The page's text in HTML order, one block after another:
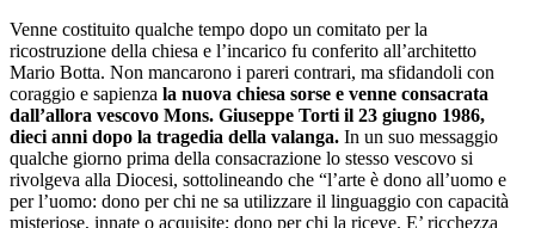
Venne costituito qualche tempo dopo un comitato per la
ricostruzione della chiesa e l’incarico fu conferito all’architetto
Mario Botta. Non mancarono i pareri contrari, ma sfidandoli con
coraggio e sapienza la nuova chiesa sorse e venne consacrata
dall’allora vescovo Mons. Giuseppe Torti il 23 giugno 1986,
dieci anni dopo la tragedia della valanga. In un suo messaggio
qualche giorno prima della consacrazione lo stesso vescovo si
rivolgeva alla Diocesi, sottolineando che “l’arte è dono all’uomo e
per l’uomo: dono per chi ne sa utilizzare il linguaggio con capacità
misteriose, innate o acquisite; dono per chi la riceve. E’ ricchezza